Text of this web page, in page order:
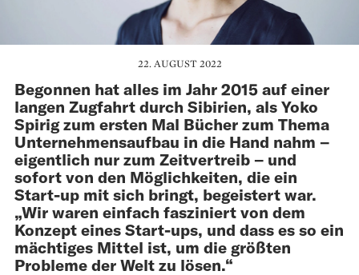
22. AUGUST 2022
Begonnen hat alles im Jahr 2015 auf einer
langen Zugfahrt durch Sibirien, als Yoko
Spirig zum ersten Mal Bücher zum Thema
Unternehmensaufbau in die Hand nahm –
eigentlich nur zum Zeitvertreib – und
sofort von den Möglichkeiten, die ein
Start-up mit sich bringt, begeistert war.
„Wir waren einfach fasziniert von dem
Konzept eines Start-ups, und dass es so ein
mächtiges Mittel ist, um die größten
Probleme der Welt zu lösen.“